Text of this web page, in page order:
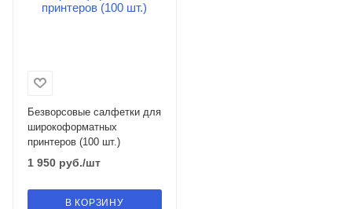
Безворсовые салфетки для
широкоформатных
принтеров (100 шт.)
1 950 руб./шт
В КОРЗИНУ